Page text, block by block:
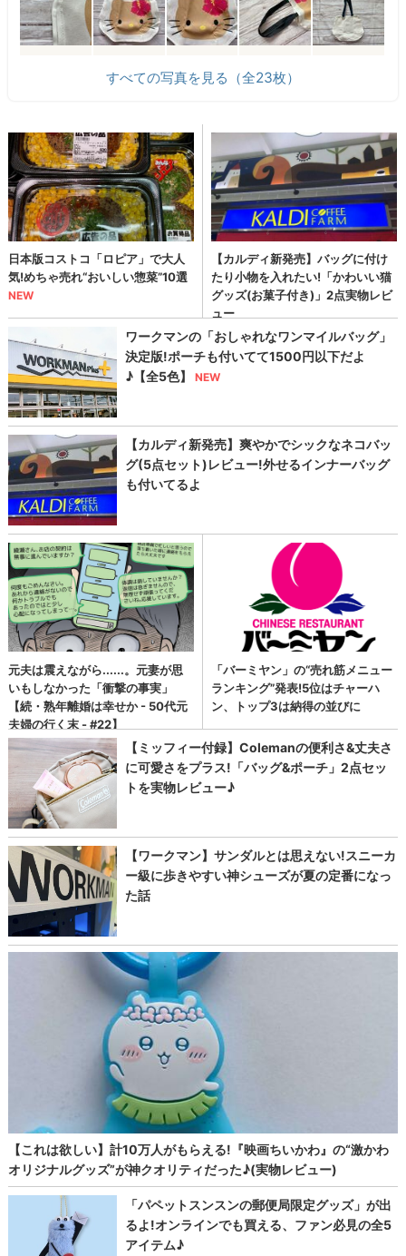
すべての写真を見る（全23枚）